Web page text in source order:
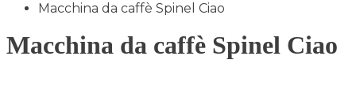
Macchina da caffè Spinel Ciao
Macchina da caffè Spinel Ciao